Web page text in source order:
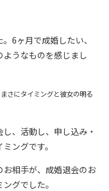
6ヶ月で成婚したい、
うなものを感じまし
さにタイミングと彼女の明る
、活動し、申し込み・
ングです。
相手が、成婚退会のお
グでした。